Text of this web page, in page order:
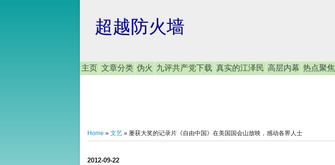
超越防火墙
主页 文章分类 伪火 九评共产党下载 真实的江泽民 高层内幕 热点聚焦
Home » 文艺 » 屡获大奖的记录片《自由中国》在美国国会山放映，感动各界人士
2012-09-22